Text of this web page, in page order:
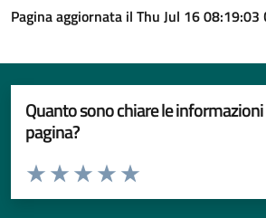
Pagina aggiornata il Thu Jul 16 08:19:03
Quanto sono chiare le
pagina?
Valuta da 1 a 5 stelle la pagina
Valuta 5 stelle su 5
Valuta 4 stelle su 5
Valuta 3 stelle su 5
Valuta 2 stelle su 5
Valuta 1 stelle su 5